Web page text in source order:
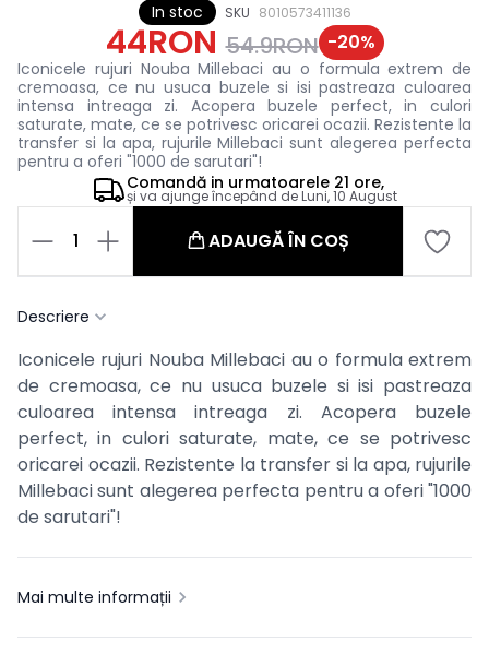
In stoc SKU 8010573411136
44RON 54.9RON -20%
Iconicele rujuri Nouba Millebaci au o formula extrem de
cremoasa, ce nu usuca buzele si isi pastreaza culoarea
intensa intreaga zi. Acopera buzele perfect, in culori
saturate, mate, ce se potrivesc oricarei ocazii. Rezistente la
transfer si la apa, rujurile Millebaci sunt alegerea perfecta
pentru a oferi "1000 de sarutari"!
Comandă in urmatoarele 21 ore,
și va ajunge începând deLuni, 10 August
1 ADAUGĂ ÎN COȘ
Descriere
Iconicele rujuri Nouba Millebaci au o formula extrem
de cremoasa, ce nu usuca buzele si isi pastreaza
culoarea intensa intreaga zi. Acopera buzele
perfect, in culori saturate, mate, ce se potrivesc
oricarei ocazii. Rezistente la transfer si la apa, rujurile
Millebaci sunt alegerea perfecta pentru a oferi "1000
de sarutari"!
Mai multe informații